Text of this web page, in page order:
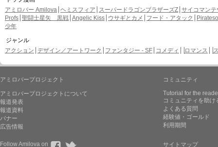
アミロバー Amilova ヘミスフィア スーパードラゴンブラザーズZ サイコマンテ
Profs 聖闘士星矢 黒戦 Angelic Kiss ウサギとカメ フード・アタック
少年
ジャンル
アクション デザイン／アートワーク ファンタジー - SF コメディ ロマンス
アミロバープロジェクト
アミロバープロジェクトについて
報道発表
報道資料
バナー
広告情報
コミュニティ
Tutorial for the
コミュニティを助け
よくある質問
経験値・ゴールド
利用期間
Follow Amilova on サイトマップ